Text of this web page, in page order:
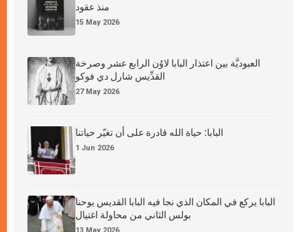
منذ عقود
15 May 2026
العبوديَّة بين اعتذار البابا لاوُن الرابع عشر وصرخة
القدِّيس شارل دي فوكو
27 May 2026
البابا: حياة الله قادرة على أن تغيّر حياتنا
1 Jun 2026
البابا يركع في المكان الذي نجا فيه البابا القديس يوحنا
بولس الثاني من محاولة اغتيال